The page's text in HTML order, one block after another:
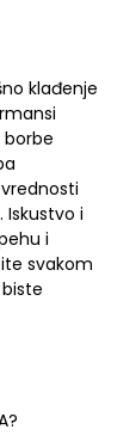
klađenje
i
i
svakom